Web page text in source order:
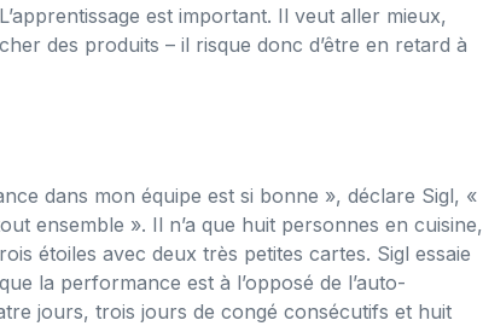
est important. Il veut aller mieux,
des produits – il risque donc d’être en retard à
dans mon équipe est si bonne », déclare Sigl, «
ensemble ». Il n’a que huit personnes en cuisine,
étoiles avec deux très petites cartes. Sigl essaie
la performance est à l’opposé de l’auto-
jours, trois jours de congé consécutifs et huit